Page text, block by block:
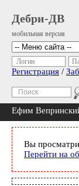
Дебри-ДВ
мобильная версия
Логин
Регистрация /
Ефим
Вы
Перейти на